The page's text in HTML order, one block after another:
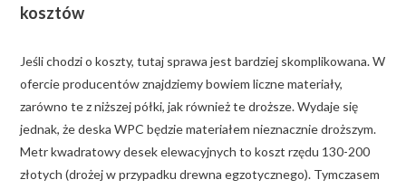
kosztów
Jeśli chodzi o koszty, tutaj sprawa jest bardziej skomplikowana. W
ofercie producentów znajdziemy bowiem liczne materiały,
zarówno te z niższej półki, jak również te droższe. Wydaje się
jednak, że deska WPC będzie materiałem nieznacznie droższym.
Metr kwadratowy desek elewacyjnych to koszt rzędu 130-200
złotych (drożej w przypadku drewna egzotycznego). Tymczasem